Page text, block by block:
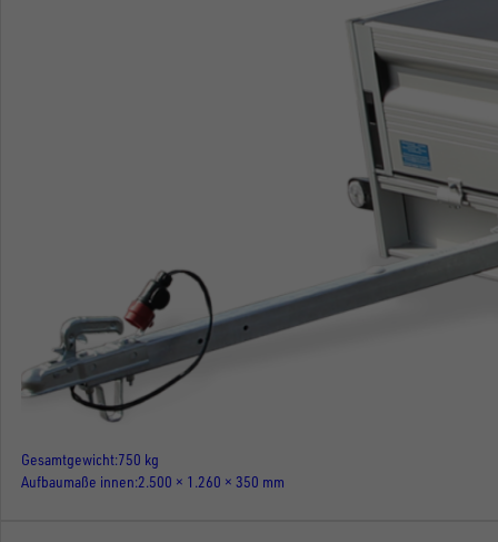
Gesamtgewicht 750 kg
Aufbaumaße innen 2.500 × 1.260 × 350 mm